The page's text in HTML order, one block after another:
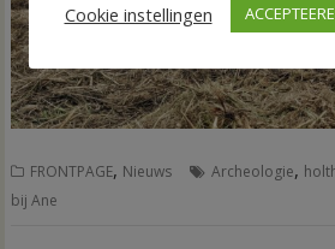
FRONTPAGE, Nieuws Archeologie,
bij Ane
Cookie instellingen